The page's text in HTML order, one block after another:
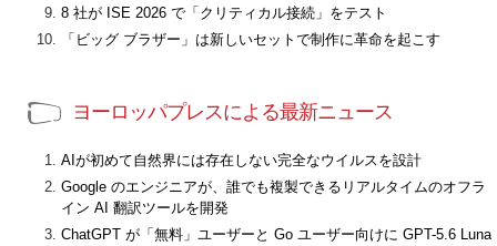
8 社が ISE 2026 で「クリティカル接続」をテスト
「ビッグ ブラザー」は新しいセットで制作に革命を起こす
ヨーロッパプレスによる最新ニュース
AIが初めて自然界には存在しない完全なウイルスを設計
Google のエンジニアが、誰でも複製できるリアルタイムのオフラ
イン AI 翻訳ツールを開発
ChatGPT が「無料」ユーザーと Go ユーザー向けに GPT-5.6 Luna